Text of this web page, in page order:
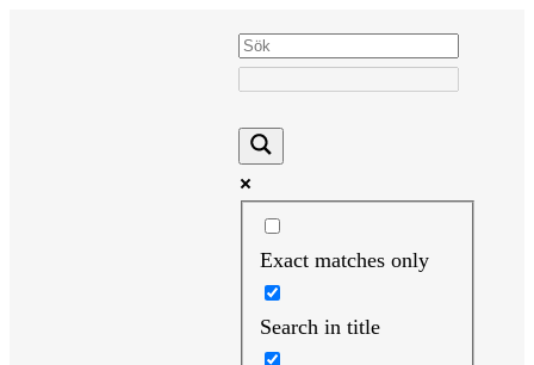
Exact matches only
Search in title